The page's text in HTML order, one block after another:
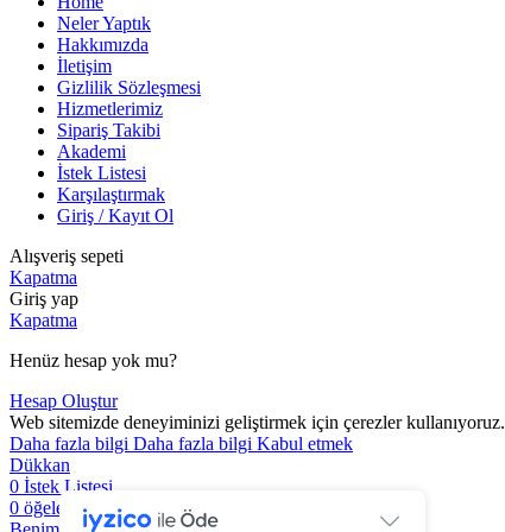
Neler Yaptık
Hakkımızda
İletişim
Gizlilik Sözleşmesi
Hizmetlerimiz
Sipariş Takibi
Akademi
İstek Listesi
Karşılaştırmak
Giriş / Kayıt Ol
Alışveriş sepeti
Kapatma
Giriş yap
Kapatma
Henüz hesap yok mu?
Hesap Oluştur
Web sitemizde deneyiminizi geliştirmek için çerezler
Daha fazla bilgi Daha fazla bilgi Kabul etmek
Dükkan
0 İstek Listesi
0 öğeler
At arabası